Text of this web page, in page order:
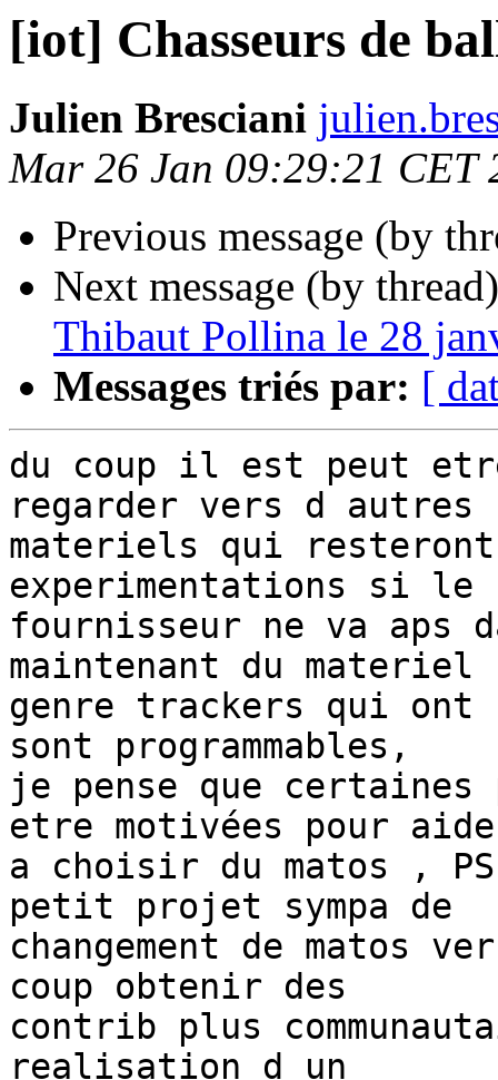
[iot] Chasseurs de
Julien Bresciani
Mar 26 Jan 09:29:21 CET
Previous message (by
Next message (by
Thibaut Pollina le 28
Messages triés par: [
du coup il est peut
regarder vers d autres
materiels qui
experimentations si le
fournisseur ne va aps
maintenant du materiel
genre trackers qui ont
sont programmables,
je pense que
etre motivées pour
a choisir du matos , PS
petit projet sympa de
changement de matos
coup obtenir des
contrib plus
realisation d un